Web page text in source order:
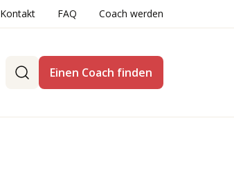
Kontakt FAQ Coach werden
Einen Coach finden